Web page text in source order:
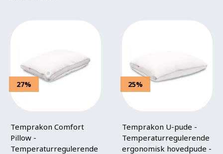
27%
Temprakon Comfort
Pillow -
Temperaturregulerende
25%
Temprakon U-pude -
Temperaturregulerende
ergonomisk hovedpude -